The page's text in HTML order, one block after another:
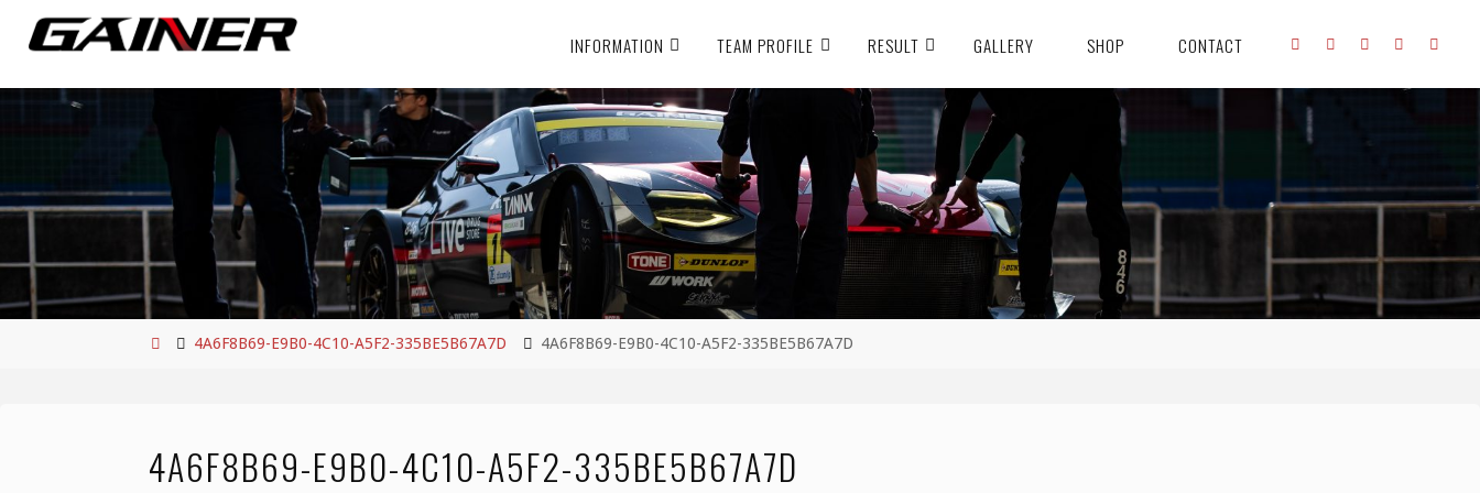
ス
ッ
INFORMATION TEAM PROFILE RESULT GALLERY SHOP CONTACT
ホ
4A6F8B69-E9B0-4C10-A5F2-335BE5B67A7D 4A6F8B69-E9B0-4C10-A5F2-335BE5B67A7D
4A6F8B69-E9B0-4C10-A5F2-335BE5B67A7D